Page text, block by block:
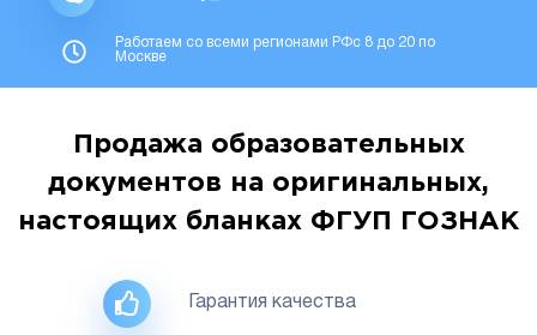
Работаем со всеми регионами РФс 8 до 20 по
Москве
Продажа образовательных
документов на оригинальных,
настоящих бланках ФГУП ГОЗНАК
Гарантия качества